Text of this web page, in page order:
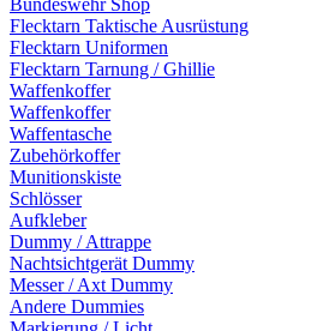
Bundeswehr Shop
Flecktarn Taktische Ausrüstung
Flecktarn Uniformen
Flecktarn Tarnung / Ghillie
Waffenkoffer
Waffenkoffer
Waffentasche
Zubehörkoffer
Munitionskiste
Schlösser
Aufkleber
Dummy / Attrappe
Nachtsichtgerät Dummy
Messer / Axt Dummy
Andere Dummies